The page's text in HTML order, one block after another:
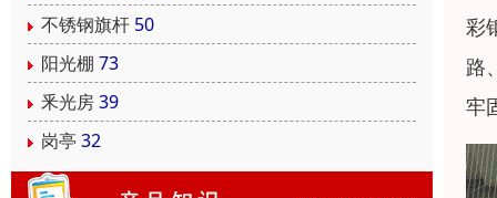
不锈钢旗杆 50
阳光棚 73
釆光房39
岗亭 32
彩
路
牢